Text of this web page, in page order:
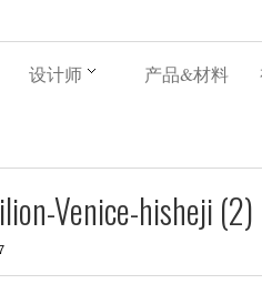
设计师 产品&材料
Venice-hisheji (2)